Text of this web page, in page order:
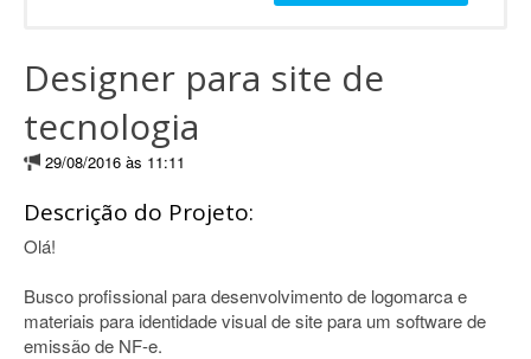
Designer para site de
tecnologia
29/08/2016 às 11:11
Descrição do Projeto:
Olá!
Busco profissional para desenvolvimento de logomarca e
materiais para identidade visual de site para um software de
emissão de NF-e.